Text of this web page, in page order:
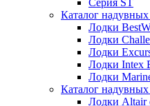
Серия ST
Каталог
Лодки
Лодки
Лодки
Лодки Intex
Лодки
Каталог
Лодки